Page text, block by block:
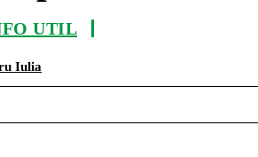
UTIL
Iulia